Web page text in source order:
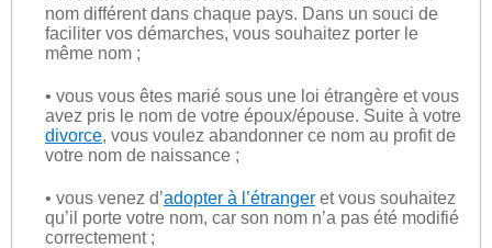
nom différent dans chaque pays. Dans un souci de
faciliter vos démarches, vous souhaitez porter le
même nom ;
• vous vous êtes marié sous une loi étrangère et vous
avez pris le nom de votre époux/épouse. Suite à votre
divorce, vous voulez abandonner ce nom au profit de
votre nom de naissance ;
• vous venez d’adopter à l’étranger et vous souhaitez
qu’il porte votre nom, car son nom n’a pas été modifié
correctement ;